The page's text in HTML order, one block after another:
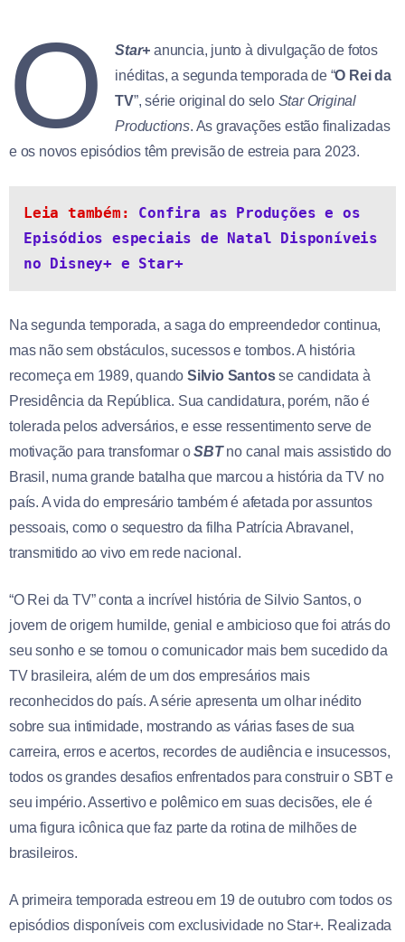
O Star+ anuncia, junto à divulgação de fotos
inéditas, a segunda temporada de “O Rei da
TV”, série original do selo Star Original
Productions. As gravações estão finalizadas
e os novos episódios têm previsão de estreia para 2023.
Leia também: Confira as Produções e os
Episódios especiais de Natal Disponíveis
no Disney+ e Star+
Na segunda temporada, a saga do empreendedor continua,
mas não sem obstáculos, sucessos e tombos. A história
recomeça em 1989, quandoSilvio Santosse candidata à
Presidência da República. Sua candidatura, porém, não é
tolerada pelos adversários, e esse ressentimento serve de
motivação para transformar oSBTno canal mais assistido do
Brasil, numa grande batalha que marcou a história da TV no
país. A vida do empresário também é afetada por assuntos
pessoais, como o sequestro da filha Patrícia Abravanel,
transmitido ao vivo em rede nacional.
“O Rei da TV” conta a incrível história de Silvio Santos, o
jovem de origem humilde, genial e ambicioso que foi atrás do
seu sonho e se tornou o comunicador mais bem sucedido da
TV brasileira, além de um dos empresários mais
reconhecidos do país. A série apresenta um olhar inédito
sobre sua intimidade, mostrando as várias fases de sua
carreira, erros e acertos, recordes de audiência e insucessos,
todos os grandes desafios enfrentados para construir o SBT e
seu império. Assertivo e polêmico em suas decisões, ele é
uma figura icônica que faz parte da rotina de milhões de
brasileiros.
A primeira temporada estreou em 19 de outubro com todos os
episódios disponíveis com exclusividade no Star+. Realizada